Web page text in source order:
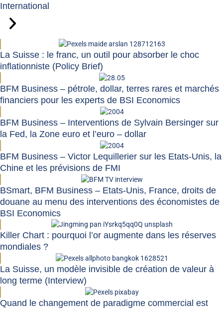
International
La Suisse : le franc, un outil pour absorber le choc
inflationniste (Policy Brief)
BFM Business – pétrole, dollar, terres rares et marchés
financiers pour les experts de BSI Economics
BFM Business – Interventions de Sylvain Bersinger sur
la Fed, la Zone euro et l’euro – dollar
BFM Business – Victor Lequillerier sur les Etats-Unis, la
Chine et les prévisions de FMI
BSmart, BFM Business – Etats-Unis, France, droits de
douane au menu des interventions des économistes de
BSI Economics
Killer Chart : pourquoi l’or augmente dans les réserves
mondiales ?
La Suisse, un modèle invisible de création de valeur à
long terme (Interview)
Quand le changement de paradigme commercial est